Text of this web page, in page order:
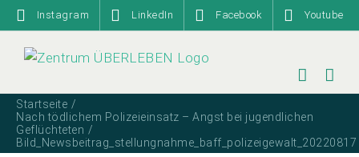
Zum
Inhalt
springen
Instagram LinkedIn Facebook Youtube
Startseite
Nach tödlichem Polizeieinsatz – Angst bei jugendlichen
Geflüchteten
Bild_Newsbeitrag_stellungnahme_baff_polizeigewalt_20220817